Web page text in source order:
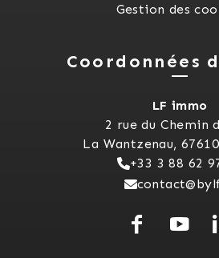
Gestion des
Coordonnées
LF immo
2 rue du Chemin
La Wantzenau,
+33 3 88 62